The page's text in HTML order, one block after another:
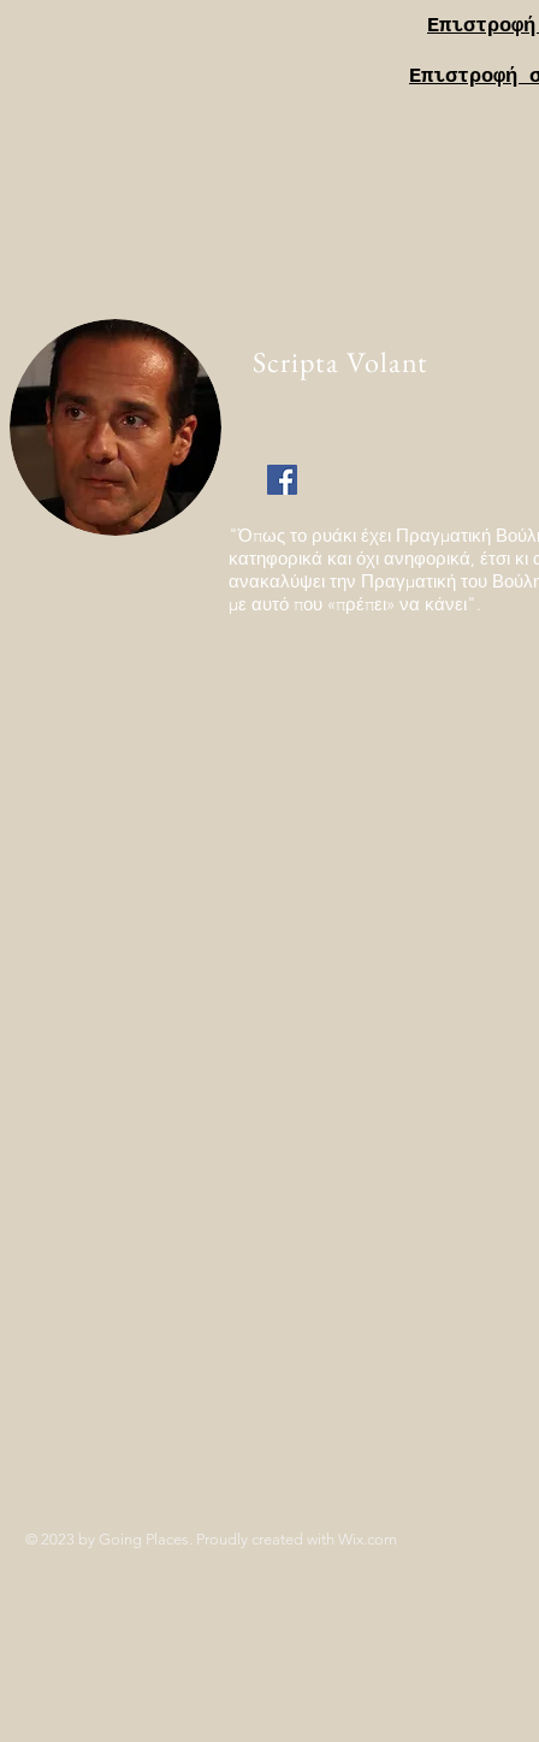
Επιστροφή
Scripta Volant
"Όπως το ρυάκι έχει Πραγματική
κατηφορικά και όχι ανηφορικά, έτσι κι
ανακαλύψει την Πραγματική του
με αυτό που «πρέπει» να κάνει".
© 2023 by Going Places. Proudly created with Wix.com